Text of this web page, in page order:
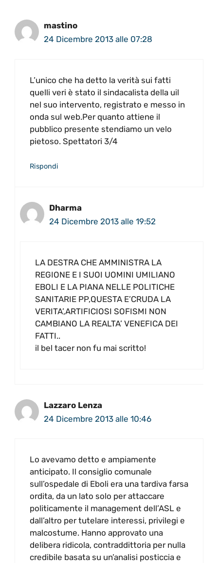
mastino
24 Dicembre 2013 alle 07:28
L’unico che ha detto la verità sui fatti
quelli veri è stato il sindacalista della uil
nel suo intervento, registrato e messo in
onda sul web.Per quanto attiene il
pubblico presente stendiamo un velo
pietoso. Spettatori 3/4
Rispondi
Dharma
24 Dicembre 2013 alle 19:52
LA DESTRA CHE AMMINISTRA LA
REGIONE E I SUOI UOMINI UMILIANO
EBOLI E LA PIANA NELLE POLITICHE
SANITARIE PP,QUESTA E’CRUDA LA
VERITA’,ARTIFICIOSI SOFISMI NON
CAMBIANO LA REALTA’ VENEFICA DEI
FATTI..
il bel tacer non fu mai scritto!
Lazzaro Lenza
24 Dicembre 2013 alle 10:46
Lo avevamo detto e ampiamente
anticipato. Il consiglio comunale
sull’ospedale di Eboli era una tardiva farsa
ordita, da un lato solo per attaccare
politicamente il management dell’ASL e
dall’altro per tutelare interessi, privilegi e
malcostume. Hanno approvato una
delibera ridicola, contraddittoria per nulla
credibile basata su un’analisi posticcia e